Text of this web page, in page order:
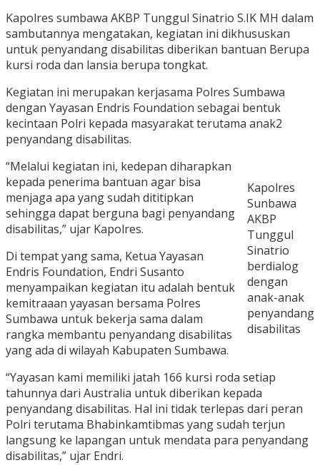
Kapolres sumbawa AKBP Tunggul Sinatrio S.IK MH dalam
sambutannya mengatakan, kegiatan ini dikhususkan
untuk penyandang disabilitas diberikan bantuan Berupa
kursi roda dan lansia berupa tongkat.
Kegiatan ini merupakan kerjasama Polres Sumbawa
dengan Yayasan Endris Foundation sebagai bentuk
kecintaan Polri kepada masyarakat terutama anak2
penyandang disabilitas.
Kapolres
Sunbawa
AKBP
Tunggul
Sinatrio
berdialog
dengan
anak-anak
penyandang
disabilitas
“Melalui kegiatan ini, kedepan diharapkan
kepada penerima bantuan agar bisa
menjaga apa yang sudah dititipkan
sehingga dapat berguna bagi penyandang
disabilitas,” ujar Kapolres.
Di tempat yang sama, Ketua Yayasan
Endris Foundation, Endri Susanto
menyampaikan kegiatan itu adalah bentuk
kemitraaan yayasan bersama Polres
Sumbawa untuk bekerja sama dalam
rangka membantu penyandang disabilitas
yang ada di wilayah Kabupaten Sumbawa.
“Yayasan kami memiliki jatah 166 kursi roda setiap
tahunnya dari Australia untuk diberikan kepada
penyandang disabilitas. Hal ini tidak terlepas dari peran
Polri terutama Bhabinkamtibmas yang sudah terjun
langsung ke lapangan untuk mendata para penyandang
disabilitas,” ujar Endri.